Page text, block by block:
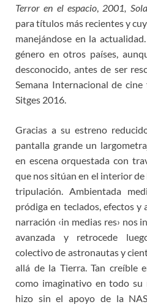
Terror en el espacio, 2001,
para títulos más recientes y
manejándose en la
género en otros países,
desconocido, antes de ser
Semana Internacional de
Sitges 2016.
Gracias a su estreno
pantalla grande un
en escena orquestada con
que nos sitúan en el interior
tripulación. Ambientada
pródiga en teclados, efectos
narración ‹in medias res› nos
avanzada y retrocede
colectivo de astronautas y
allá de la Tierra. Tan creíble
como imaginativo en todo su
hizo sin el apoyo de la